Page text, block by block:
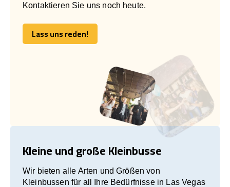
Kontaktieren Sie uns noch heute.
Lass uns reden!
Lass uns reden!
Kleine und große Kleinbusse
Wir bieten alle Arten und Größen von
Kleinbussen für all Ihre Bedürfnisse in Las Vegas